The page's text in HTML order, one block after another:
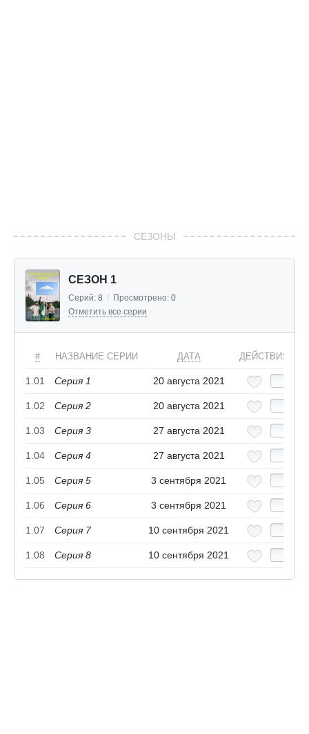
СЕЗОНЫ
СЕЗОН 1
Серий: 8 / Просмотрено: 0
Отметить все серии
# НАЗВАНИЕ СЕРИИ ДАТА ДЕЙСТВИЯ
1.01 Серия 1 20 августа 2021
1.02 Серия 2 20 августа 2021
1.03 Серия 3 27 августа 2021
1.04 Серия 4 27 августа 2021
1.05 Серия 5 3 сентября 2021
1.06 Серия 6 3 сентября 2021
1.07 Серия 7 10 сентября 2021
1.08 Серия 8 10 сентября 2021